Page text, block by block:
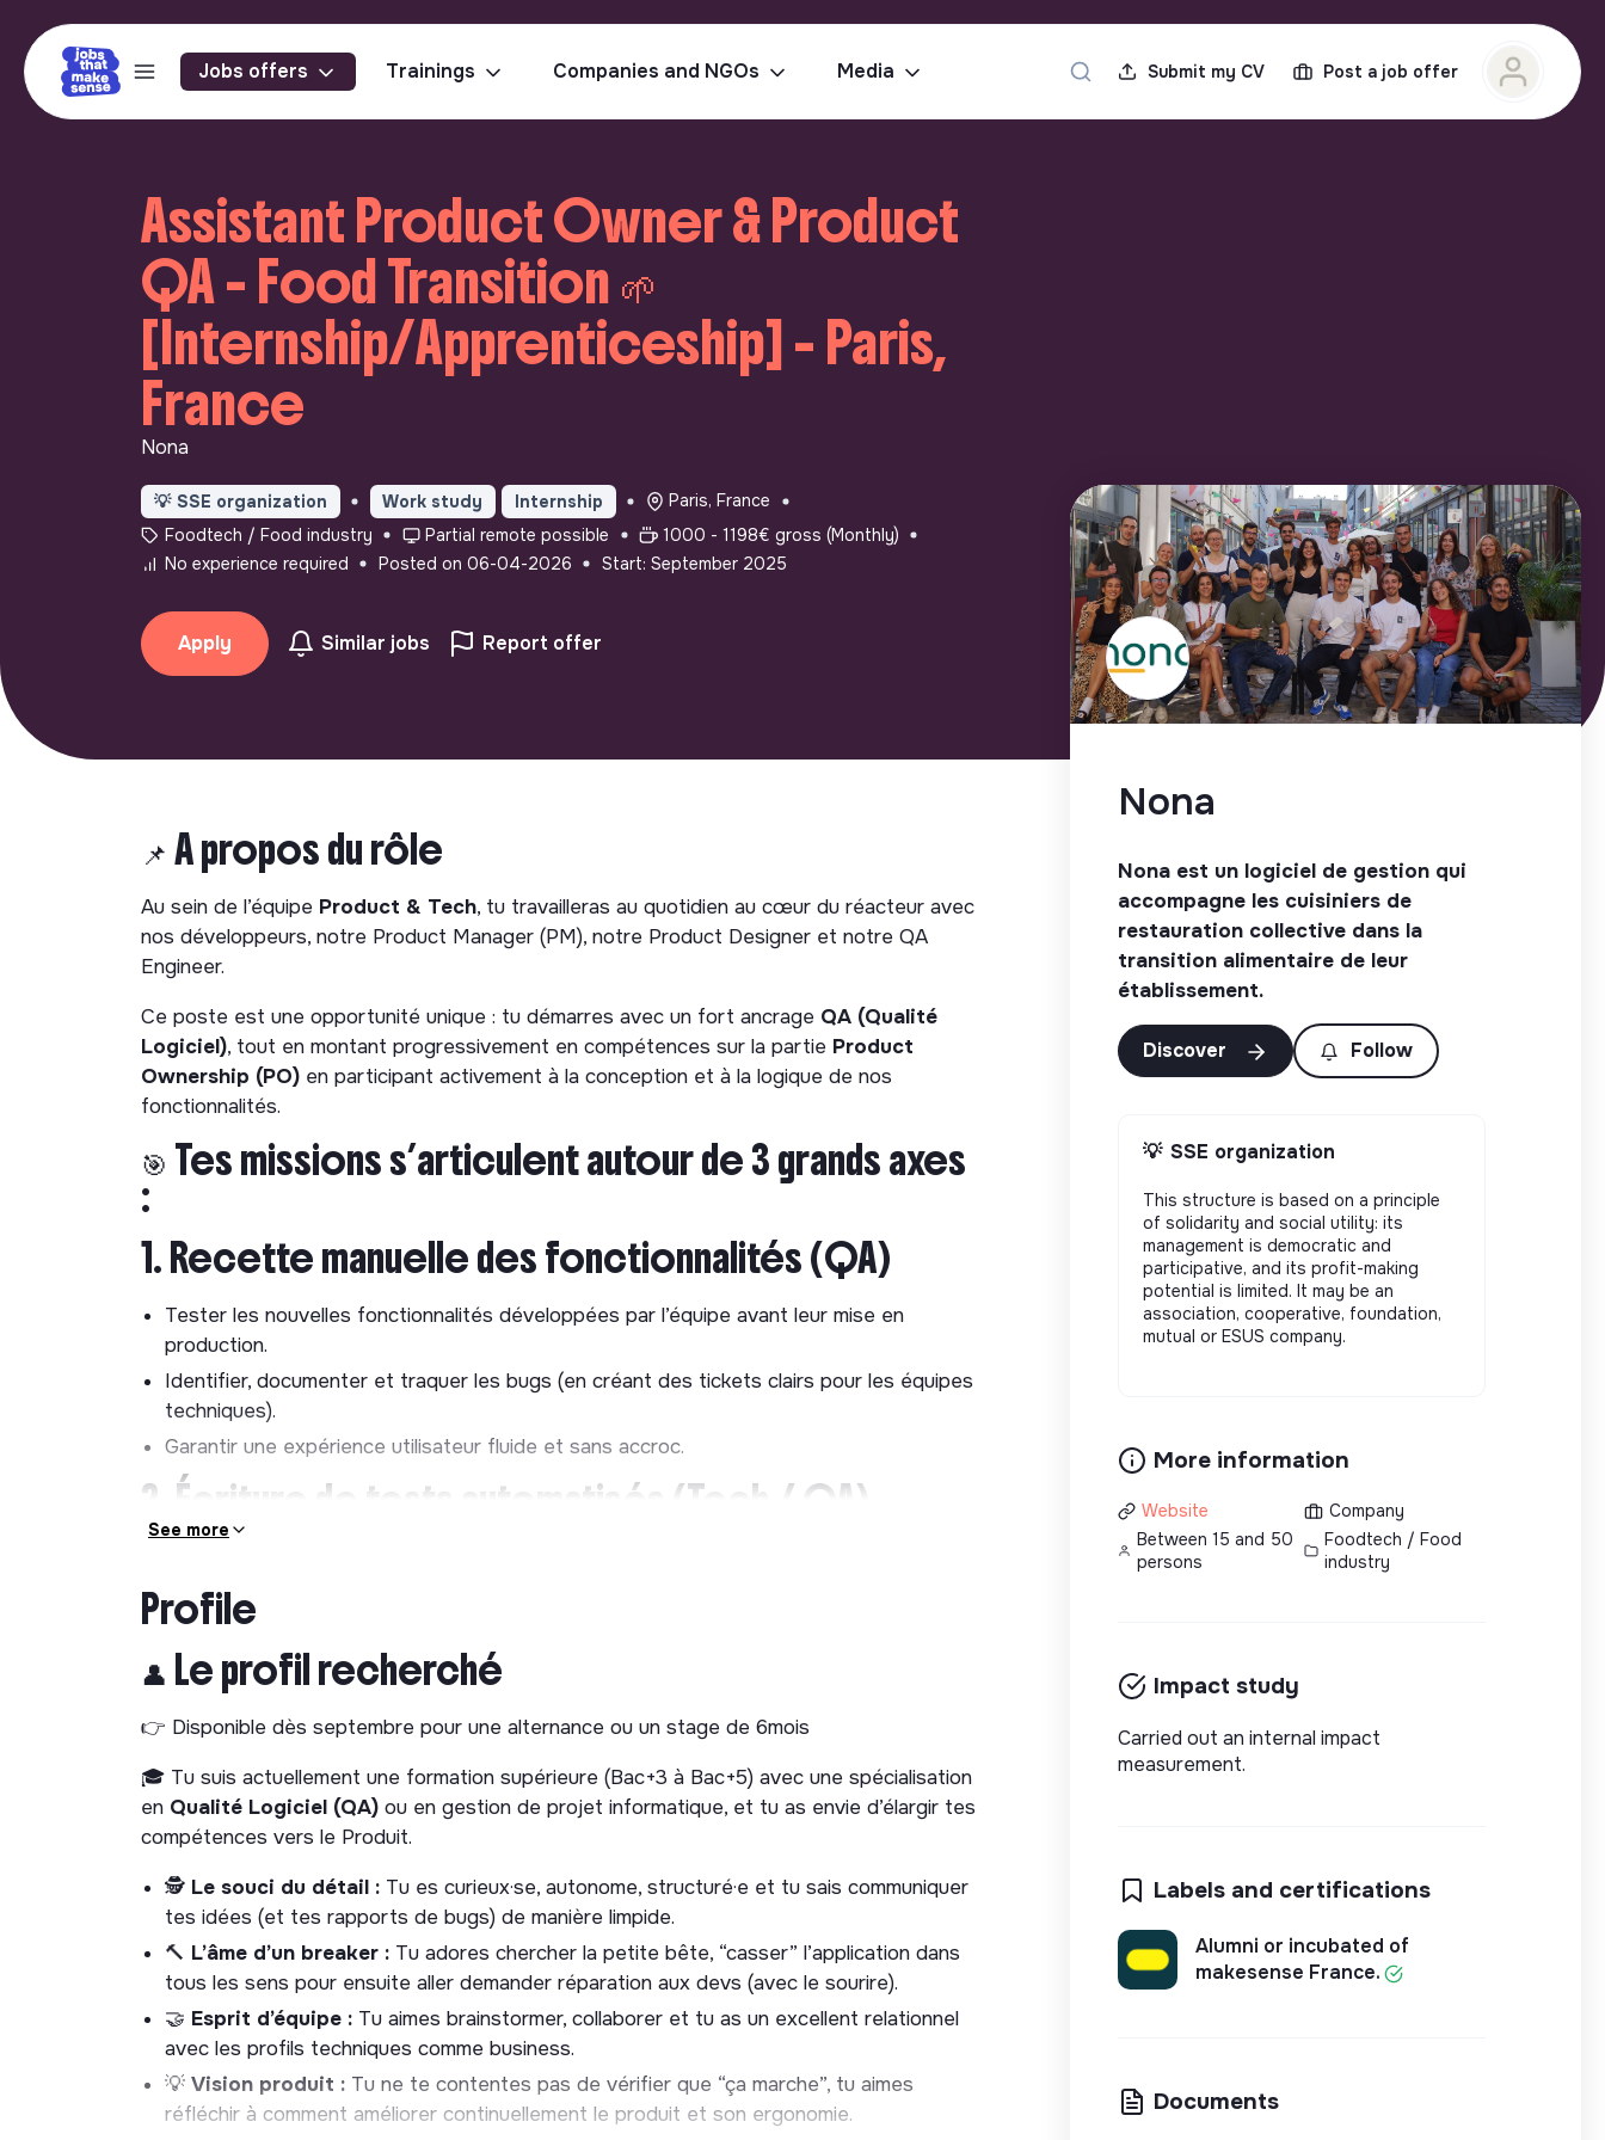
Jobs offers Trainings Companies and NGOs Media Submit my CV Post a job offer
Assistant Product Owner & Product
QA - Food Transition 🌱
[Internship/Apprenticeship] - Paris,
France
Nona
💡 SSE organization Work study Internship
Paris, France
Foodtech / Food industry
Partial remote possible
1000 - 1198€ gross (Monthly)
No experience required
Posted on 06-04-2026 Start: September 2025
Apply Similar jobs Report offer
📌 À propos du rôle
Au sein de l’équipe Product & Tech, tu travailleras au quotidien au cœur du réacteur avec
nos développeurs, notre Product Manager (PM), notre Product Designer et notre QA
Engineer.
Ce poste est une opportunité unique : tu démarres avec un fort ancrage QA (Qualité
Logiciel), tout en montant progressivement en compétences sur la partie Product
Ownership (PO) en participant activement à la conception et à la logique de nos
fonctionnalités.
🎯 Tes missions s’articulent autour de 3 grands axes
:
1. Recette manuelle des fonctionnalités (QA)
Tester les nouvelles fonctionnalités développées par l’équipe avant leur mise en
production.
Identifier, documenter et traquer les bugs (en créant des tickets clairs pour les équipes
techniques).
Garantir une expérience utilisateur fluide et sans accroc.
2. Écriture de tests automatisés (Tech / QA)
l’équipe.
Rédiger et maintenir les scripts de tests automatisés (non, on ne fait pas que du
manuel ici !).
Collaborer avec notre QA Engineer pour élever le niveau d’exigence technique du
produit.
3. Rédaction des règles métier (Product
Ownership)
développeurs.
Participer aux ateliers de conception produit pour s’assurer que les futurs
développements sont logiques et robustes.
💬 Déroulement des entretiens (Simple & Rapide)
Étape 1 (physique) :Un premier échange avec Patrick (QA) et Camille (Hop) pour faire
connaissance et parler de tes compétences techniques/produit.
See more
Profile
👤 Le profil recherché
👉 Disponible dès septembre pour une alternance ou un stage de 6mois
🎓 Tu suis actuellement une formation supérieure (Bac+3 à Bac+5) avec une spécialisation
en Qualité Logiciel (QA) ou en gestion de projet informatique, et tu as envie d’élargir tes
compétences vers le Produit.
🕵️ Le souci du détail : Tu es curieux·se, autonome, structuré·e et tu sais communiquer
tes idées (et tes rapports de bugs) de manière limpide.
🔨 L’âme d’un breaker : Tu adores chercher la petite bête, “casser” l’application dans
tous les sens pour ensuite aller demander réparation aux devs (avec le sourire).
🤝 Esprit d’équipe : Tu aimes brainstormer, collaborer et tu as un excellent relationnel
avec les profils techniques comme business.
💡 Vision produit : Tu ne te contentes pas de vérifier que “ça marche”, tu aimes
réfléchir à comment améliorer continuellement le produit et son ergonomie.
Nona
Nona est un logiciel de gestion qui
accompagne les cuisiniers de
restauration collective dans la
transition alimentaire de leur
établissement.
Discover Follow
💡 SSE organization
This structure is based on a principle
of solidarity and social utility: its
management is democratic and
participative, and its profit-making
potential is limited. It may be an
association, cooperative, foundation,
mutual or ESUS company.
More information
Website
Company
Between 15 and 50
persons
Foodtech / Food
industry
Impact study
Carried out an internal impact
measurement.
Labels and certifications
Alumni or incubated of
makesense France.
Documents